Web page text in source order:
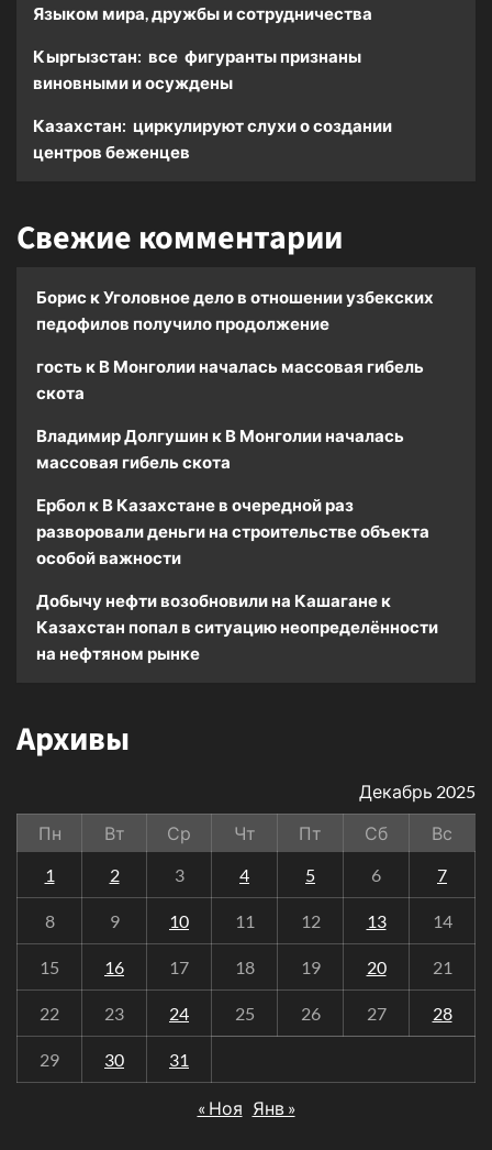
Языком мира, дружбы и сотрудничества
Кыргызстан: все фигуранты признаны
виновными и осуждены
Казахстан: циркулируют слухи о создании
центров беженцев
Свежие комментарии
Борис кУголовное дело в отношении узбекских
педофилов получило продолжение
гость к В Монголии началась массовая гибель
скота
Владимир Долгушин к В Монголии началась
массовая гибель скота
Ербол к В Казахстане в очередной раз
разворовали деньги на строительстве объекта
особой важности
Добычу нефти возобновили на Кашагане к
Казахстан попал в ситуацию неопределённости
на нефтяном рынке
Архивы
Декабрь 2025
Пн
Вт Ср Чт Пт Сб
Вс
1
2 3 4 5 6 7
8 9 10 11 12 13 14
15 16 17 18 19 20 21
22 23 24 25 26 27 28
29 30 31
« Ноя Янв »